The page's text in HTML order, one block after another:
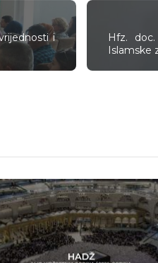
i
Hfz.
Islamske